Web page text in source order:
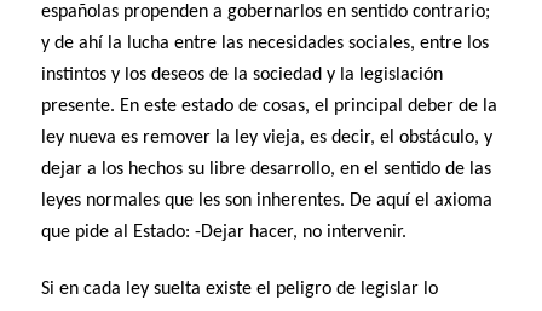
españolas propenden a gobernarlos en sentido contrario;
y de ahí la lucha entre las necesidades sociales, entre los
instintos y los deseos de la sociedad y la legislación
presente. En este estado de cosas, el principal deber de la
ley nueva es remover la ley vieja, es decir, el obstáculo, y
dejar a los hechos su libre desarrollo, en el sentido de las
leyes normales que les son inherentes. De aquí el axioma
que pide al Estado: -Dejar hacer, no intervenir.
Si en cada ley suelta existe el peligro de legislar lo